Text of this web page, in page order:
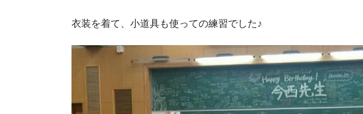
衣装を着て、小道具も使っての練習でした♪